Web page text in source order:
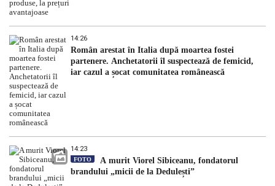
14:26
Român arestat în Italia după moartea fostei
partenere. Anchetatorii îl suspectează de femicid,
iar cazul a șocat comunitatea românească
14:23
FOTO
A murit Viorel Sibiceanu, fondatorul
brandului „micii de la Dedulești”